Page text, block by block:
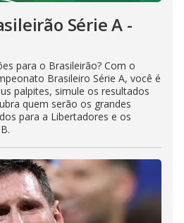
Série A -
para o Brasileirão? Com o
Brasileiro Série A, você é
palpites, simule os resultados
quem serão os grandes
para a Libertadores e os